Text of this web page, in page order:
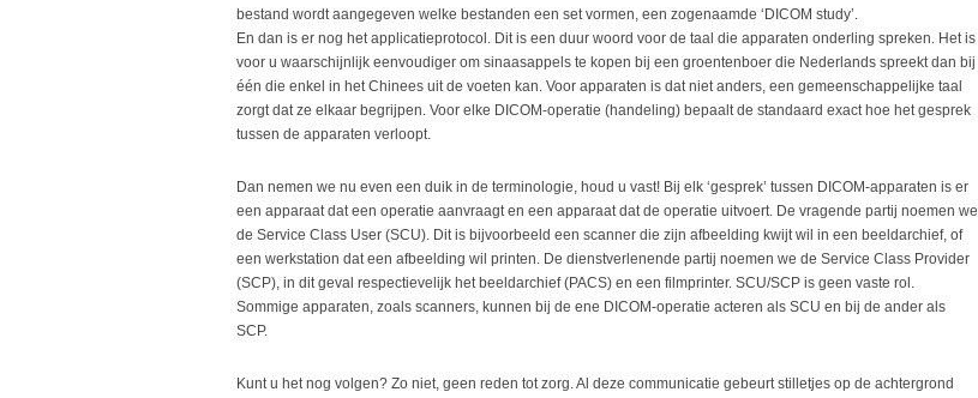
bestand wordt aangegeven welke bestanden een set vormen, een zogenaamde ‘DICOM study’.
En dan is er nog het applicatieprotocol. Dit is een duur woord voor de taal die apparaten onderling spreken. Het is
voor u waarschijnlijk eenvoudiger om sinaasappels te kopen bij een groentenboer die Nederlands spreekt dan bij
één die enkel in het Chinees uit de voeten kan. Voor apparaten is dat niet anders, een gemeenschappelijke taal
zorgt dat ze elkaar begrijpen. Voor elke DICOM-operatie (handeling) bepaalt de standaard exact hoe het gesprek
tussen de apparaten verloopt.
Dan nemen we nu even een duik in de terminologie, houd u vast! Bij elk ‘gesprek’ tussen DICOM-apparaten is er
een apparaat dat een operatie aanvraagt en een apparaat dat de operatie uitvoert. De vragende partij noemen we
de Service Class User (SCU). Dit is bijvoorbeeld een scanner die zijn afbeelding kwijt wil in een beeldarchief, of
een werkstation dat een afbeelding wil printen. De dienstverlenende partij noemen we de Service Class Provider
(SCP), in dit geval respectievelijk het beeldarchief (PACS) en een filmprinter. SCU/SCP is geen vaste rol.
Sommige apparaten, zoals scanners, kunnen bij de ene DICOM-operatie acteren als SCU en bij de ander als
SCP.
Kunt u het nog volgen? Zo niet, geen reden tot zorg. Al deze communicatie gebeurt stilletjes op de achtergrond